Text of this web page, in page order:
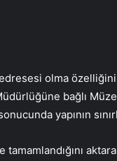
olma
bağlı
yapının